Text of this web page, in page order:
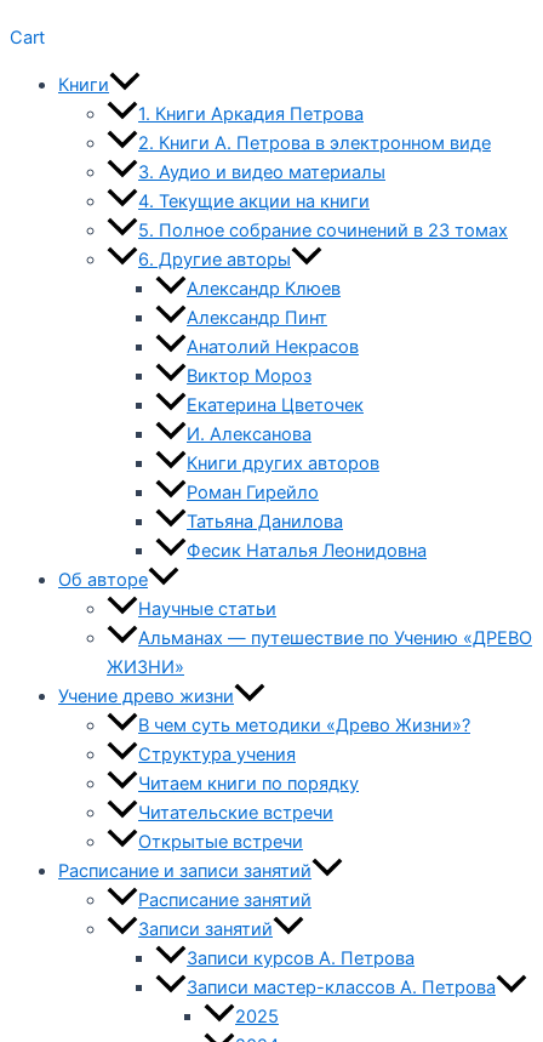
Cart
Книги
1. Книги Аркадия Петрова
2. Книги А. Петрова в электронном виде
3. Аудио и видео материалы
4. Текущие акции на книги
5. Полное собрание сочинений в 23 томах
6. Другие авторы
Александр Клюев
Александр Пинт
Анатолий Некрасов
Виктор Мороз
Екатерина Цветочек
И. Алексанова
Книги других авторов
Роман Гирейло
Татьяна Данилова
Фесик Наталья Леонидовна
Об авторе
Научные статьи
Альманах — путешествие по Учению «ДРЕВО
ЖИЗНИ»
Учение древо жизни
В чем суть методики «Древо Жизни»?
Структура учения
Читаем книги по порядку
Читательские встречи
Открытые встречи
Расписание и записи занятий
Расписание занятий
Записи занятий
Записи курсов А. Петрова
Записи мастер-классов А. Петрова
2025